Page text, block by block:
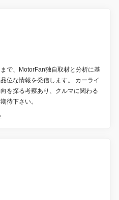
で、MotorFan独自取材と分析に基
位な情報を発信します。 カーライ
を探る考察あり、クルマに関わる
待下さい。